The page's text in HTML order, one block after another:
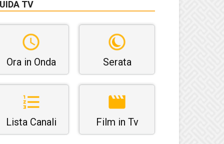
TV
Ora in Onda Serata
Lista Canali Film in Tv